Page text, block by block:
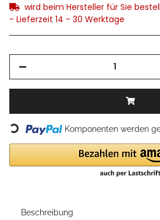
wird beim Hersteller für Sie
- Lieferzeit 14 - 30 Werktage
Loading... Komponenten werden
Beschreibung